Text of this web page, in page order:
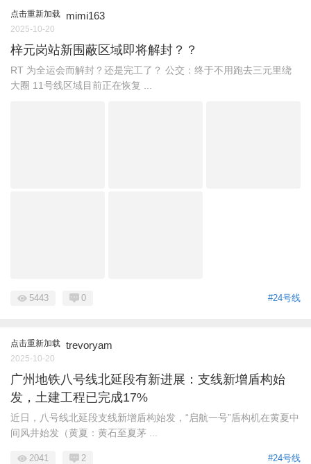
点击重新加载 mimi163
2025-10-20
梓元岗站新围蔽区域即将解封？？
RT 为全运会而解封？还是完工了？ 公交：终于不用跑去三元里绕
大圈 11号线区域目前正在恢复 ...
#24号线
5443 0
点击重新加载 trevoryam
2025-10-20
广州地铁八号线北延段有新进展：支线新增盾构始
发，土建工程已完成17%
近日，八号线北延段支线新增盾构始发，“启航一号”盾构机在黄夏中
间风井始发（黄夏：黄石至夏茅 ...
#24号线
2041 2